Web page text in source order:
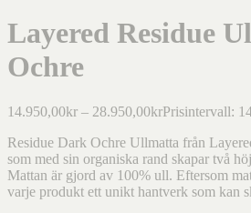
Layered Residue
Ochre
14.950,00kr – 28.950,00krPrisintervall:
Residue Dark Ochre Ullmatta från
som med sin organiska rand skapar två
Mattan är gjord av 100% ull. Eftersom
varje produkt ett unikt hantverk som kan